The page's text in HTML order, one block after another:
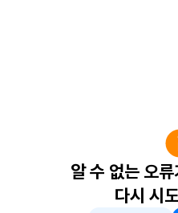
알 수 없는 오
다시 시